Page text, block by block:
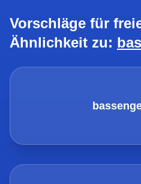
Vorschläge für
Ähnlichkeit zu: